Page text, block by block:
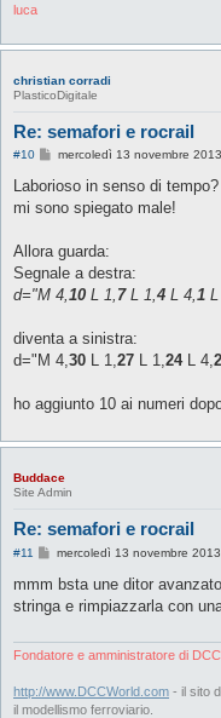
luca
christian corradi
PlasticoDigitale
Re: semafori e rocrail
#10
M
s
a
i
o
mercoledì 13 novembre
Laborioso in senso di
mi sono spiegato male!
Allora guarda:
Segnale a destra:
d="M 4,10 L 1, 7L 1,4 L 4,1 L
diventa a sinistra:
d="M 4,30 L 1,27 L 1,24L 4,
ho aggiunto 10 ai numeri
Buddace
Site Admin
Re: semafori e rocrail
#11
M
s
a
i
mercoledì 13 novembre
mmm bsta une ditor
stringa e rimpiazzarla con
Fondatore e amministratore di
http://www.DCCWorld.com - il sito
il modellismo ferroviario.